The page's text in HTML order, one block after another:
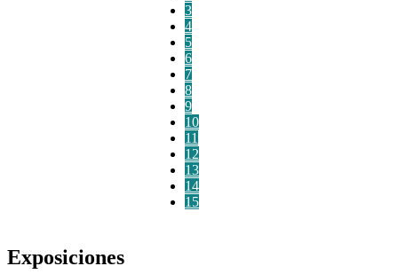
3
4
5
6
7
8
9
10
11
12
13
14
15
Exposiciones